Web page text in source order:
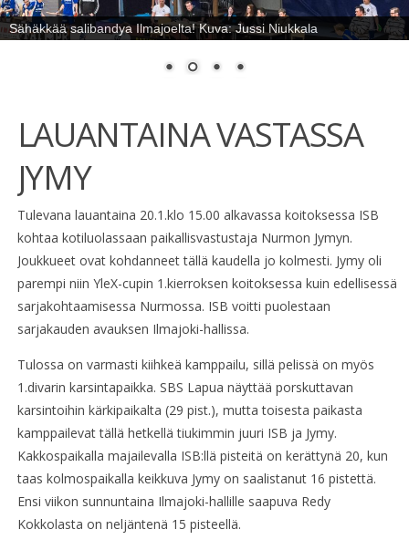
Sähäkkää salibandya Ilmajoelta! Kuva: Jussi Niukkala
LAUANTAINA VASTASSA
JYMY
Tulevana lauantaina 20.1.klo 15.00 alkavassa koitoksessa ISB
kohtaa kotiluolassaan paikallisvastustaja Nurmon Jymyn.
Joukkueet ovat kohdanneet tällä kaudella jo kolmesti. Jymy oli
parempi niin YleX-cupin 1.kierroksen koitoksessa kuin edellisessä
sarjakohtaamisessa Nurmossa. ISB voitti puolestaan
sarjakauden avauksen Ilmajoki-hallissa.
Tulossa on varmasti kiihkeä kamppailu, sillä pelissä on myös
1.divarin karsintapaikka. SBS Lapua näyttää porskuttavan
karsintoihin kärkipaikalta (29 pist.), mutta toisesta paikasta
kamppailevat tällä hetkellä tiukimmin juuri ISB ja Jymy.
Kakkospaikalla majailevalla ISB:llä pisteitä on kerättynä 20, kun
taas kolmospaikalla keikkuva Jymy on saalistanut 16 pistettä.
Ensi viikon sunnuntaina Ilmajoki-hallille saapuva Redy
Kokkolasta on neljäntenä 15 pisteellä.